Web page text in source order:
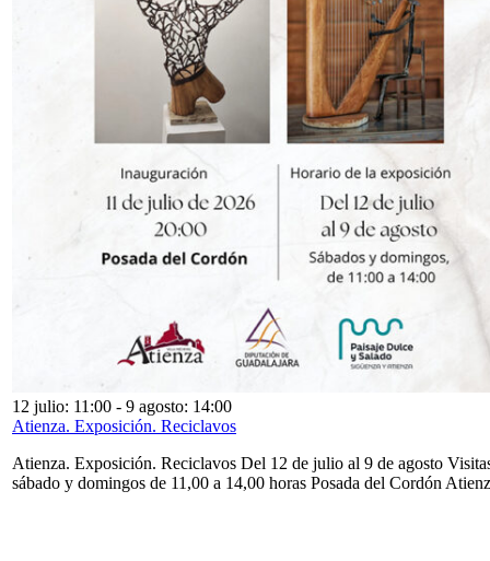
12 julio: 11:00 - 9 agosto: 14:00
Atienza. Exposición. Reciclavos
Atienza. Exposición. Reciclavos Del 12 de julio al 9 de agosto
sábado y domingos de 11,00 a 14,00 horas Posada del Cordón